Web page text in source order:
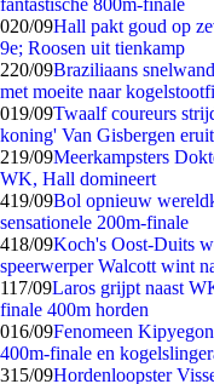
fantastische 800m-finale
020/09Hall pakt goud op
9e; Roosen uit tienkamp
220/09Braziliaans
met moeite naar
019/09Twaalf coureurs
koning' Van Gisbergen eruit
219/09Meerkampsters
WK, Hall domineert
419/09Bol opnieuw
sensationele 200m-finale
418/09Koch's Oost-Duits
speerwerper Walcott wint
117/09Laros grijpt naast
finale 400m horden
016/09Fenomeen
400m-finale en
315/09Hordenloopster